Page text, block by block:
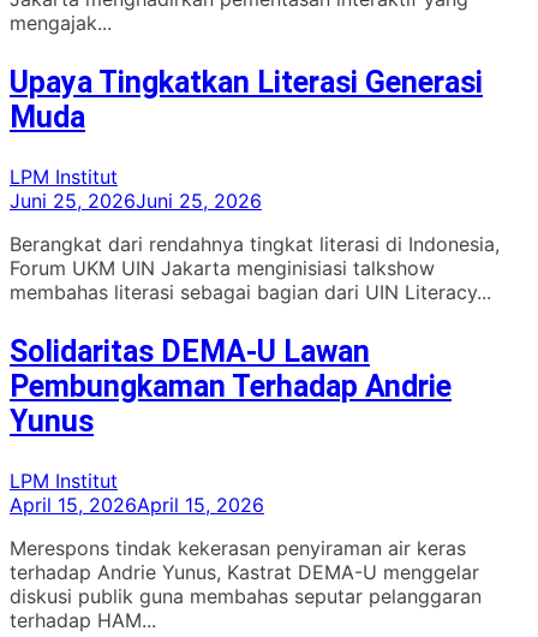
mengajak...
Upaya Tingkatkan Literasi Generasi
Muda
LPM Institut
Juni 25, 2026Juni 25, 2026
Berangkat dari rendahnya tingkat literasi di Indonesia,
Forum UKM UIN Jakarta menginisiasi talkshow
membahas literasi sebagai bagian dari UIN Literacy...
Solidaritas DEMA-U Lawan
Pembungkaman Terhadap Andrie
Yunus
LPM Institut
April 15, 2026April 15, 2026
Merespons tindak kekerasan penyiraman air keras
terhadap Andrie Yunus, Kastrat DEMA-U menggelar
diskusi publik guna membahas seputar pelanggaran
terhadap HAM...